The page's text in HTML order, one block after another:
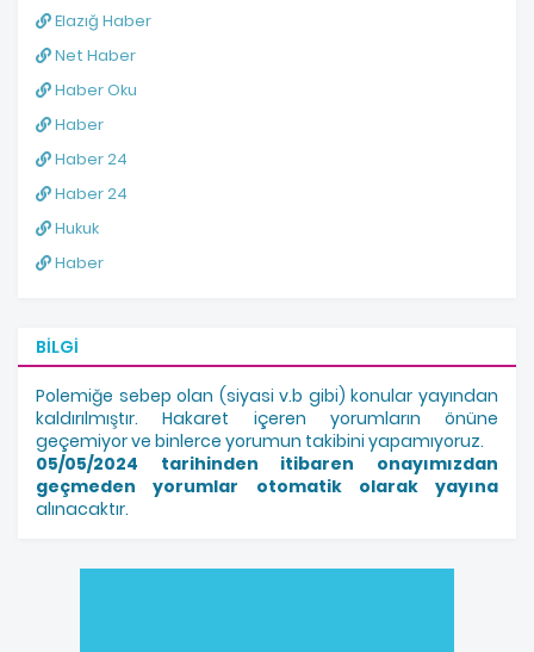
Elazığ Haber
Net Haber
Haber Oku
Haber
Haber 24
Haber 24
Hukuk
Haber
BILGI
Polemiğe sebep olan (siyasi v.b gibi) konular yayından
kaldırılmıştır. Hakaret içeren yorumların önüne
geçemiyor ve binlerce yorumun takibini yapamıyoruz.
05/05/2024 tarihinden itibaren onayımızdan
geçmeden yorumlar otomatik olarak yayına
alınacaktır.